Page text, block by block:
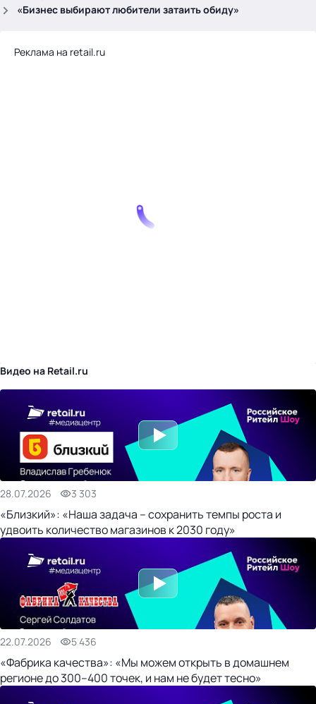
«Бизнес выбирают любители затаить обиду»
Реклама на retail.ru
Видео на Retail.ru
28.07.2026 3 303
«Близкий»: «Наша задача – сохранить темпы роста и
удвоить количество магазинов к 2030 году»
22.07.2026 5 436
«Фабрика качества»: «Мы можем открыть в домашнем
регионе до 300–400 точек, и нам не будет тесно»